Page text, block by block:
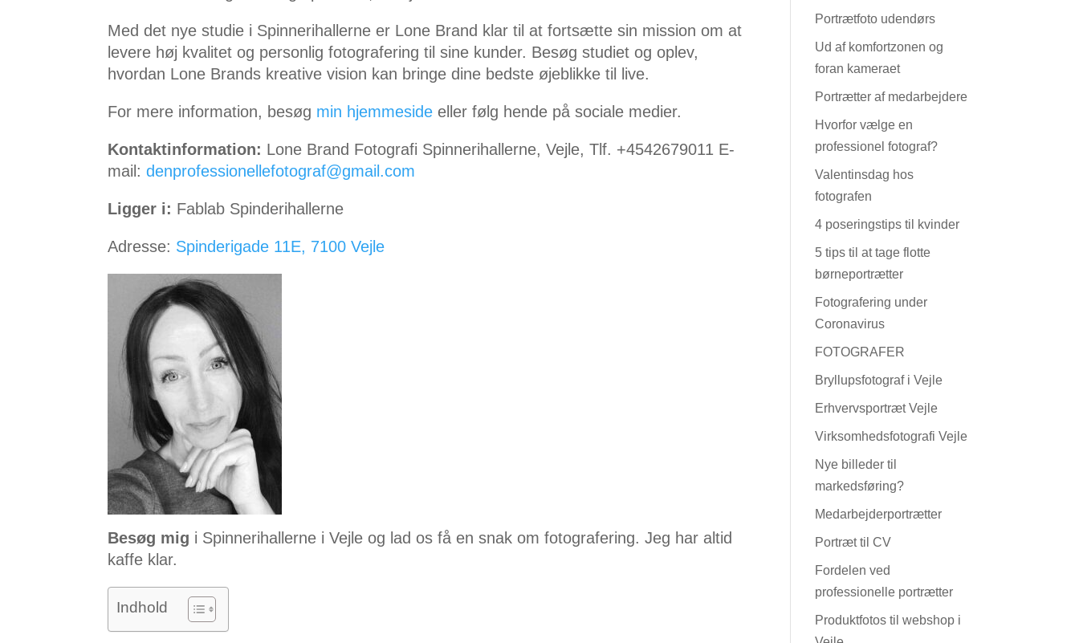
Med det nye studie i Spinnerihallerne er Lone Brand klar til at fortsætte sin mission om at
levere høj kvalitet og personlig fotografering til sine kunder. Besøg studiet og oplev,
hvordan Lone Brands kreative vision kan bringe dine bedste øjeblikke til live.
For mere information, besøg min hjemmeside eller følg hende på sociale medier.
Kontaktinformation: Lone Brand Fotografi Spinnerihallerne, Vejle, Tlf. +4542679011 E-
mail:denprofessionellefotograf@gmail.com
Ligger i: Fablab Spinderihallerne
Adresse: Spinderigade 11E, 7100 Vejle
Besøg mig i Spinnerihallerne i Vejle og lad os få en snak om fotografering. Jeg har altid
kaffe klar.
Indhold
Portrætfoto udendørs
Ud af komfortzonen og
foran kameraet
Portrætter af medarbejdere
Hvorfor vælge en
professionel fotograf?
Valentinsdag hos
fotografen
4 poseringstips til kvinder
5 tips til at tage flotte
børneportrætter
Fotografering under
Coronavirus
FOTOGRAFER
Bryllupsfotograf i Vejle
Erhvervsportræt Vejle
Virksomhedsfotografi Vejle
Nye billeder til
markedsføring?
Medarbejderportrætter
Portræt til CV
Fordelen ved
professionelle portrætter
Produktfotos til webshop i